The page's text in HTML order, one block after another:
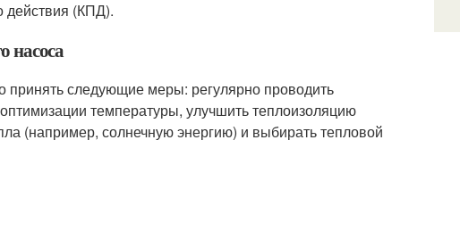
действия (КПД).
насоса
принять следующие меры: регулярно проводить
температуры, улучшить теплоизоляцию
(например, солнечную энергию) и выбирать тепловой